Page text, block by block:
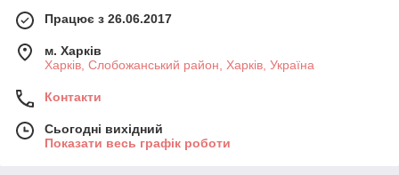
Працює з 26.06.2017
м. Харків
Харків, Слобожанський район, Харків, Україна
Контакти
Сьогодні вихідний
Показати весь графік роботи